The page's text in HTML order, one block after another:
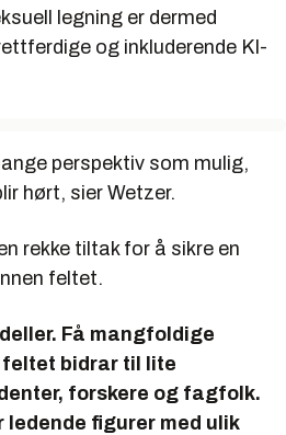
legning er dermed
og inkluderende KI-
perspektiv som mulig,
hørt, sier Wetzer.
rekke tiltak for å sikre en
feltet.
Få mangfoldige
bidrar til lite
forskere og fagfolk.
ledende figurer med ulik